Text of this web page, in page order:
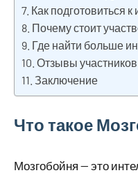
Как подготовиться к
Почему стоит
Где найти больше
Отзывы участников
Заключение
Что такое
Мозгобойня — это